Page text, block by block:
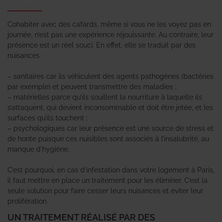
Cohabiter avec des cafards, même si vous ne les voyez pas en
journée, n’est pas une expérience réjouissante. Au contraire, leur
présence est un réel souci. En effet, elle se traduit par des
nuisances :
– sanitaires car ils véhiculent des agents pathogènes (bactéries
par exemple) et peuvent transmettre des maladies ;
– matérielles parce qu’ils souillent la nourriture à laquelle ils
s’attaquent, qui devient inconsommable et doit être jetée, et les
surfaces qu’ils touchent ;
– psychologiques car leur présence est une source de stress et
de honte puisque ces nuisibles sont associés à l’insalubrité, au
manque d’hygiène.
C’est pourquoi, en cas d’infestation dans votre logement à Paris,
il faut mettre en place un traitement pour les éliminer. C’est la
seule solution pour faire cesser leurs nuisances et éviter leur
prolifération.
UN TRAITEMENT RÉALISÉ PAR DES